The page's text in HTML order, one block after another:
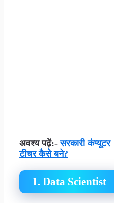
अवश्य पढ़ें:-सरकारी कंप्यूटर
टीचर कैसे बने?
1. Data Scientist